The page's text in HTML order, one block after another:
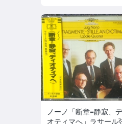
ノーノ「断章=静寂、
オティマへ」ラサール